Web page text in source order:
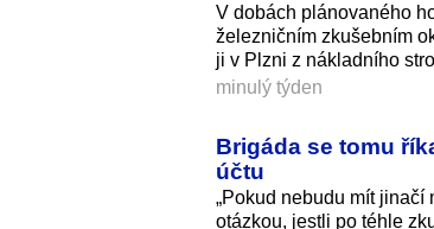
V dobách plánovaného
železničním zkušebním
ji v Plzni z nákladního
minulý týden
Brigáda se tomu
účtu
„Pokud nebudu mít jinačí
otázkou, jestli po téhle